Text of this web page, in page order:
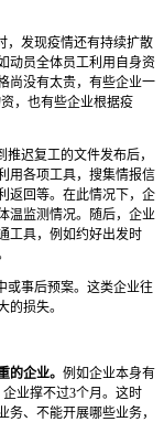
，发现疫情还有持续扩散
动员全体员工利用自身资
尚没有太贵，有些企业一
，也有些企业根据疫
迟复工的文件发布后，
用各项工具，搜集情报信
返回等。在此情况下，企
温监测情况。随后，企业
工具，例如约好出发时
或事后预案。这类企业往
损失。
企业。 例如企业本身有
业撑不过3个月。这时
、不能开展哪些业务，